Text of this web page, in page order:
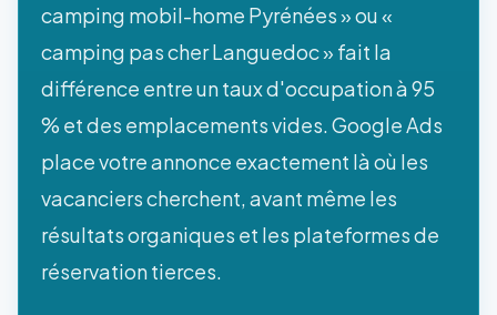
camping mobil-home Pyrénées » ou «
camping pas cher Languedoc » fait la
différence entre un taux d'occupation à 95
% et des emplacements vides. Google Ads
place votre annonce exactement là où les
vacanciers cherchent, avant même les
résultats organiques et les plateformes de
réservation tierces.